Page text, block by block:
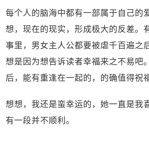
每个人的脑海中都有一部属于自己的
想，现在的现实，形成极大的反差。
事里，男女主人公都要被虐千百遍之
想是因为想告诉读者幸福来之不易吧
后，能有重逢在一起的，的确值得祝
想想，我还是蛮幸运的，她一直是我
有一段并不顺利。